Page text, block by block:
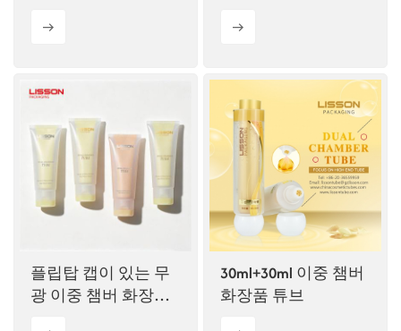
플립탑 캡이 있는 무
광 이중 챔버 화장품
30ml+30ml 이중 챔버
화장품 튜브